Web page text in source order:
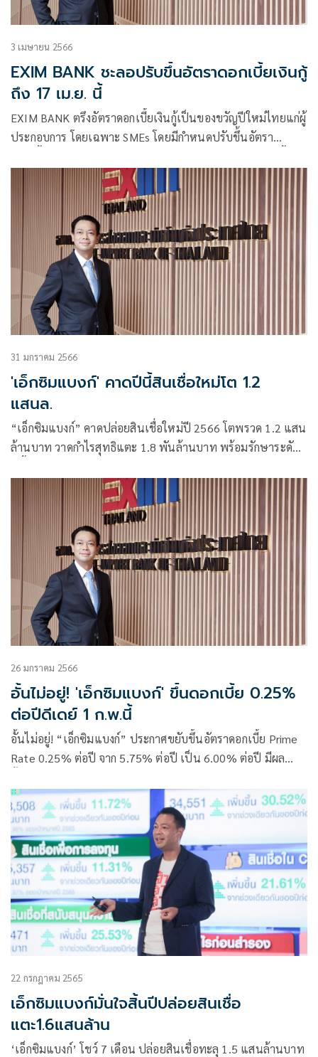
3 เมษายน 2566
EXIM BANK ชะลอปรับขึ้นอัตราดอกเบี้ยเงินกู้
ถึง 17 เม.ย. นี้
EXIM BANK ตรึงอัตราดอกเบี้ยเงินกู้เป็นของขวัญปีใหม่ไทยแก่ผู้
ประกอบการ โดยเฉพาะ SMEs โดยมีกำหนดปรับขึ้นอัตรา
เงินกู้ลูกค้ารายย่อยชั้นดี หรือ MRR ของธนาคารพาณิชย์ จาก
6.00% ต่อปี เป็น 6.25% ต่อปี ซึ่งยังคงเป็นอัตราดอกเบี้ยเงินกู้
ลูกค้ารายย่อยชั้นดีที่ต่ำที่สุดในระบบ มีผลตั้งแต่วันที่ 17
เมษายน 2566 เป็นต้นไป
31 มกราคม 2566
'เอ็กซิมแบงก์' คาดปีนี้สินเชื่อใหม่โต 1.2
แสนล.
“เอ็กซิมแบงก์” คาดปล่อยสินเชื่อใหม่ปี 2566 โตพรวด 1.2 แสน
ล้านบาท วาดกำไรสุทธิแตะ 1.8 พันล้านบาท พร้อมรักษาระดับ
26 มกราคม 2566
อั้นไม่อยู่! 'เอ็กซิมแบงก์' ขึ้นดอกเบี้ย 0.25%
ต่อปีดีเดย์ 1 ก.พ.นี้
อั้นไม่อยู่! “เอ็กซิมแบงก์” ประกาศขยับขึ้นอัตราดอกเบี้ย Prime
Rate 0.25% ต่อปี จาก 5.75% ต่อปี เป็น 6.00% ต่อปี มีผล
เศษเพื่อบรรเทาผลกระทบด้านภาระดอกเบี้ยให้ผู้ประกอบการ
22 กรกฎาคม 2565
เอ็กซิมแบงก์มั่นใจสิ้นปีปล่อยสินเชื่อ
แตะ1.6แสนล้าน
‘เอ็กซิมแบงก์’ โชว์ 7 เดือน ปล่อยสินเชื่อทะลุ 1.5 แสนล้านบาท